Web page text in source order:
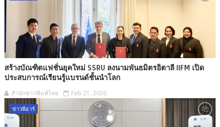
สร้างบัณฑิตแฟชั่นยุคใหม่ SSRU ลงนามพันธมิตรอิตาลี IIFM เปิด
ประสบการณ์เรียนรู้แบรนด์ชั้นนำโลก
สำนักข่าวพิมพ์ไทย Feb 21, 2026
ข่าวพีอาร์